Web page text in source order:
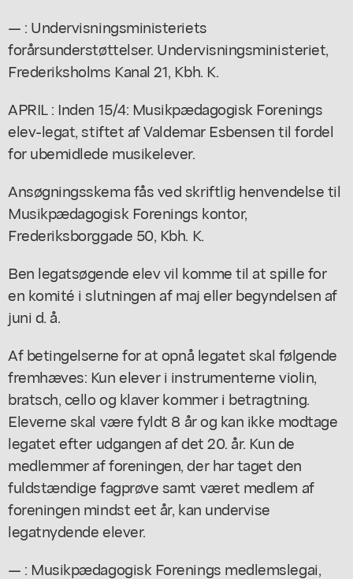
— : Undervisningsministeriets
forårsunderstøttelser. Undervisningsministeriet,
Frederiksholms Kanal 21, Kbh. K.
APRIL : Inden 15/4: Musikpædagogisk Forenings
elev-legat, stiftet af Valdemar Esbensen til fordel
for ubemidlede musikelever.
Ansøgningsskema fås ved skriftlig henvendelse til
Musikpædagogisk Forenings kontor,
Frederiksborggade 50, Kbh. K.
Ben legatsøgende elev vil komme til at spille for
en komité i slutningen af maj eller begyndelsen af
juni d. å.
Af betingelserne for at opnå legatet skal følgende
fremhæves: Kun elever i instrumenterne violin,
bratsch, cello og klaver kommer i betragtning.
Eleverne skal være fyldt 8 år og kan ikke modtage
legatet efter udgangen af det 20. år. Kun de
medlemmer af foreningen, der har taget den
fuldstændige fagprøve samt været medlem af
foreningen mindst eet år, kan undervise
legatnydende elever.
— : Musikpædagogisk Forenings medlemslegai,